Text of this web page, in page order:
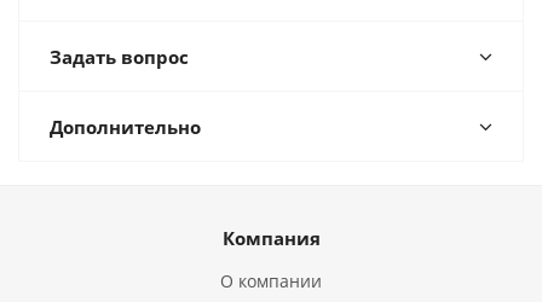
Задать вопрос
Дополнительно
Компания
О компании